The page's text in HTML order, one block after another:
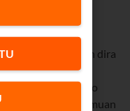
birtualen
egin dira
eta, topaketetan,
batzuei buruzko
eremuan